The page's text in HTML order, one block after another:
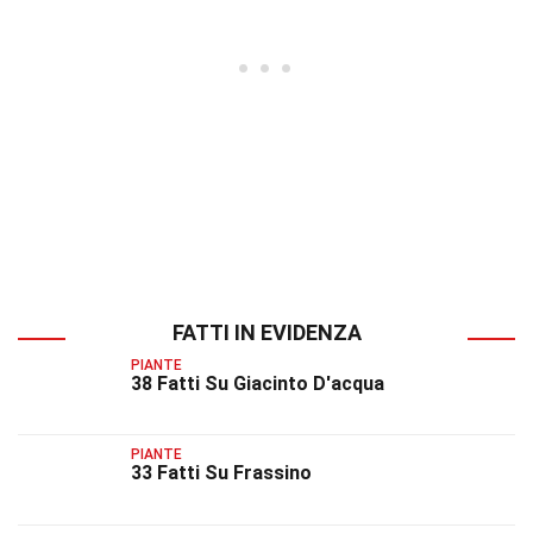
FATTI IN EVIDENZA
PIANTE
38 Fatti Su Giacinto D'acqua
PIANTE
33 Fatti Su Frassino